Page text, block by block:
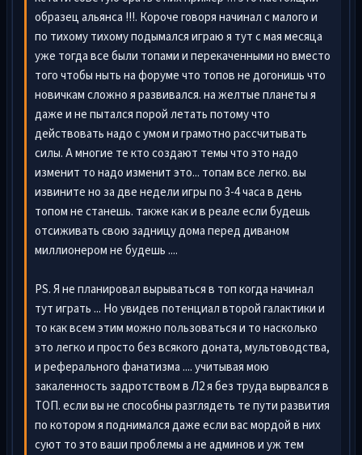
образец альянса !!!. Короче говоря начинал с малого и
по тихому тихому подымался играю я тут с мая месяца
уже тогда все были топами и перекаченными но вместо
того чтобы ныть на форуме что топов не догонишь что
новичкам сложно я развивался. на желтые планеты я
даже и не пытался порой летать потому что
действовать надо с умом и грамотно рассчитывать
силы. А многие те кто создают темы что это надо
изменит то надо изменит это... топам все легко. вы
извините но за две недели игры по 3-4 часа в день
топом не станешь. также как и в реале если будешь
отсиживать свою задницу дома перед диваном
миллионером не будешь ....
PS. Я не планировал вырываться в топ когда начинал
тут играть ... Но увидев потенциал второй галактики и
то как всем этим можно пользоваться и то насколько
это легко и просто без всякого доната, мультоводства,
и реферального фанатизма .... учитывая мою
закаленность задротством в Л2 я без труда вырвался в
ТОП. если вы не способны разглядеть те пути развития
по котором я поднимался даже если вас мордой в них
суют то это ваши проблемы а не админов и уж тем